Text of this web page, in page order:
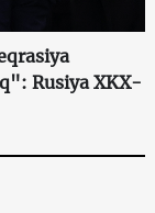
Rusiya XKX-